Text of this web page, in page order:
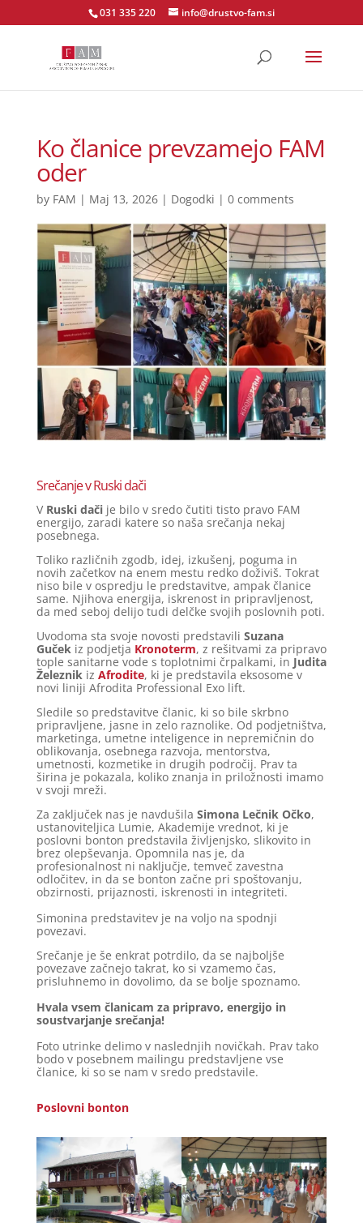
031 335 220 info@drustvo-fam.si
Ko članice prevzamejo FAM
oder
by FAM | Maj 13, 2026| Dogodki | 0 comments
Srečanje v Ruski dači
V Ruski dačije bilo v sredo čutiti tisto pravo FAM
energijo, zaradi katere so naša srečanja nekaj
posebnega.
Toliko različnih zgodb, idej, izkušenj, poguma in
novih začetkov na enem mestu redko doživiš. Tokrat
niso bile v ospredju le predstavitve, ampak članice
same. Njihova energija, iskrenost in pripravljenost,
da med seboj delijo tudi delčke svojih poslovnih poti.
Uvodoma sta svoje novosti predstavili Suzana
Guček iz podjetja Kronoterm, z rešitvami za pripravo
tople sanitarne vode s toplotnimi črpalkami, in Judita
Železnik iz Afrodite, ki je predstavila eksosome v
novi liniji Afrodita Professional Exo lift.
Sledile so predstavitve članic, ki so bile skrbno
pripravljene, jasne in zelo raznolike. Od podjetništva,
marketinga, umetne inteligence in nepremičnin do
oblikovanja, osebnega razvoja, mentorstva,
umetnosti, kozmetike in drugih področij. Prav ta
širina je pokazala, koliko znanja in priložnosti imamo
v svoji mreži.
Za zaključek nas je navdušila Simona Lečnik Očko,
ustanoviteljica Lumie, Akademije vrednot, ki je
poslovni bonton predstavila življenjsko, slikovito in
brez olepševanja. Opomnila nas je, da
profesionalnost ni naključje, temveč zavestna
odločitev, in da se bonton začne pri spoštovanju,
obzirnosti, prijaznosti, iskrenosti in integriteti.
Simonina predstavitev je na voljo na spodnji
povezavi.
Srečanje je še enkrat potrdilo, da se najboljše
povezave začnejo takrat, ko si vzamemo čas,
prisluhnemo in dovolimo, da se bolje spoznamo.
Hvala vsem članicam za pripravo, energijo in
soustvarjanje srečanja!
Foto utrinke delimo v naslednjih novičkah. Prav tako
bodo v posebnem mailingu predstavljene vse
članice, ki so se nam v sredo predstavile.
Poslovni bonton